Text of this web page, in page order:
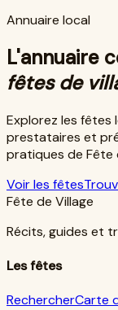
Annuaire local
L'annuaire
fêtes de
Explorez les fêtes
prestataires et
pratiques de Fête
Voir les fêtes
Fête de Village
Récits, guides et
Les fêtes
RechercherCarte